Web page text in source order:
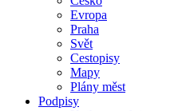
Evropa
Praha
Svět
Cestopisy
Mapy
Plány měst
Podpisy